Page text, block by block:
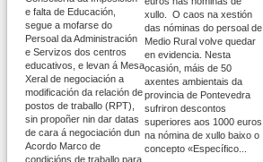
e falta de Educación,
segue a mofarse do
Persoal da Administración
e Servizos dos centros
educativos, e levan á Mesa
Xeral de negociación a
modificación da relación de
postos de traballo (RPT),
sin propoñer nin dar datas
de cara á negociación dun
Acordo Marco de
condicións de traballo para
xullo. O caos na xestión
das nóminas do persoal de
Medio Rural volve quedar
en evidencia. Nesta
ocasión, máis de 50
axentes ambientais da
provincia de Pontevedra
sufriron descontos
superiores aos 1000 euros
na nómina de xullo baixo o
concepto «Específico...